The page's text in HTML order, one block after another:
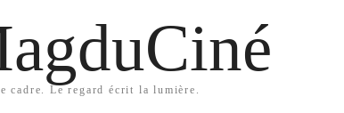
cadre. Le regard écrit la lumière.